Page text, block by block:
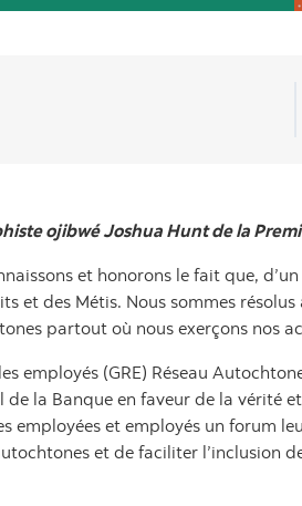
ojibwé Joshua Hunt de la
et honorons le fait que,
et des Métis. Nous sommes
partout où nous exerçons nos
employés (GRE) Réseau
de la Banque en faveur de la vérité
employées et employés un forum
et de faciliter l’inclusion